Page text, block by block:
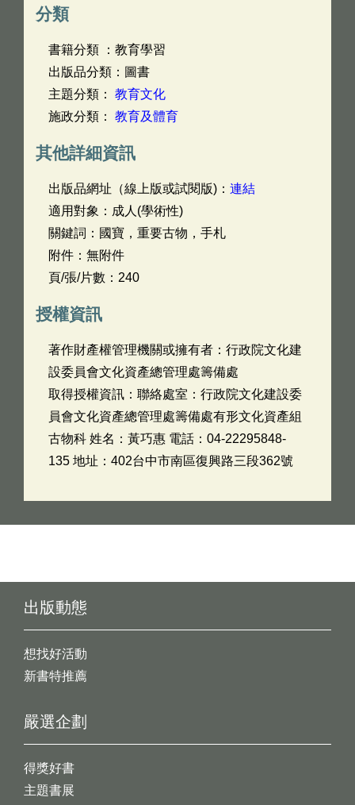
分類
書籍分類 ：教育學習
出版品分類：圖書
主題分類： 教育文化
施政分類： 教育及體育
其他詳細資訊
出版品網址（線上版或試閱版)： 連結
適用對象：成人(學術性)
關鍵詞：國寶，重要古物，手札
附件：無附件
頁/張/片數：240
授權資訊
著作財產權管理機關或擁有者：行政院文化建
設委員會文化資產總管理處籌備處
取得授權資訊：聯絡處室：行政院文化建設委
員會文化資產總管理處籌備處有形文化資產組
古物科 姓名：黃巧惠 電話：04-22295848-
135 地址：402台中市南區復興路三段362號
出版動態
想找好活動
新書特推薦
嚴選企劃
得獎好書
主題書展